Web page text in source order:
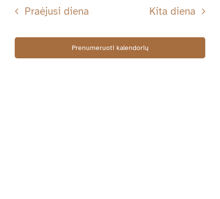
05-
02
and
Views
Praėjusi diena Kita diena
Prenumeruoti kalendorių